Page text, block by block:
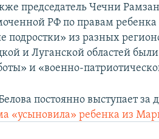
председатель Чечни
РФ по правам
подростки» из разных
и Луганской областей
и «военно-
постоянно выступает
«усыновила» ребенка из